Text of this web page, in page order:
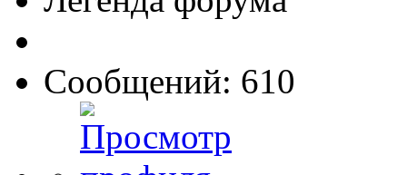
Сообщений: 610